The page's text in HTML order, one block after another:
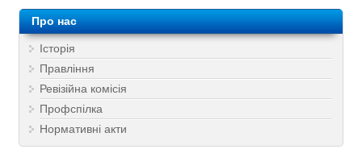
Про нас
Історія
Правління
Ревізійна комісія
Профспілка
Нормативні акти